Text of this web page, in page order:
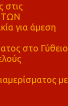
στις
για άμεση
στο Γύθειο
με